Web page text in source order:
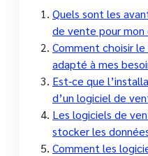
Quels sont les
de vente pour mon
Comment choisir
adapté à mes
Est-ce que
d’un logiciel de
Les logiciels de
stocker les
Comment les